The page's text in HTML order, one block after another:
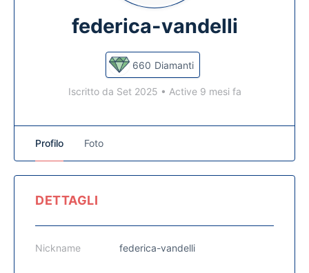
federica-vandelli
660 Diamanti
Iscritto da Set 2025 • Active 9 mesi fa
Profilo Foto
DETTAGLI
Nickname federica-vandelli